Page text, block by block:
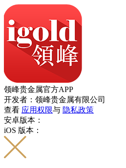
领峰贵金属官方APP
开发者：领峰贵金属有限公司
查看 应用权限与 隐私政策
安卓版本：
iOS 版本：